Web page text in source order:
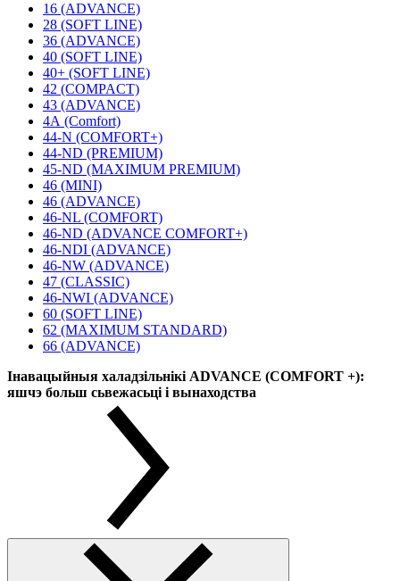
16 (ADVANCE)
28 (SOFT LINE)
36 (ADVANCE)
40 (SOFT LINE)
40+ (SOFT LINE)
42 (COMPACT)
43 (ADVANCE)
4А (Comfort)
44-N (COMFORT+)
44-ND (PREMIUM)
45-ND (MAXIMUM PREMIUM)
46 (MINI)
46 (ADVANCE)
46-NL (COMFORT)
46-ND (ADVANCE COMFORT+)
46-NDI (ADVANCE)
46-NW (ADVANCE)
47 (CLASSIC)
46-NWI (ADVANCE)
60 (SOFT LINE)
62 (MAXIMUM STANDARD)
66 (ADVANCE)
Інавацыйныя халадзільнікі ADVANCE (COMFORT +):
яшчэ больш сьвежасьці і вынаходства